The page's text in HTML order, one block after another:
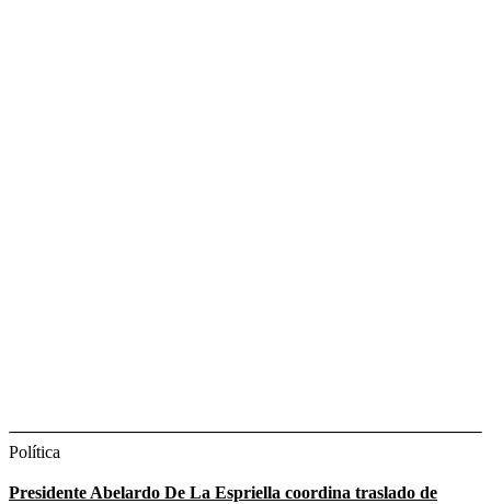
Política
Presidente Abelardo De La Espriella coordina traslado de